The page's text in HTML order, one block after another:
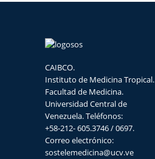
CAIBCO.
Instituto de Medicina Tropical.
Facultad de Medicina.
Universidad Central de
Venezuela. Teléfonos:
+58-212- 605.3746 / 0697.
Correo electrónico:
sostelemedicina@ucv.ve